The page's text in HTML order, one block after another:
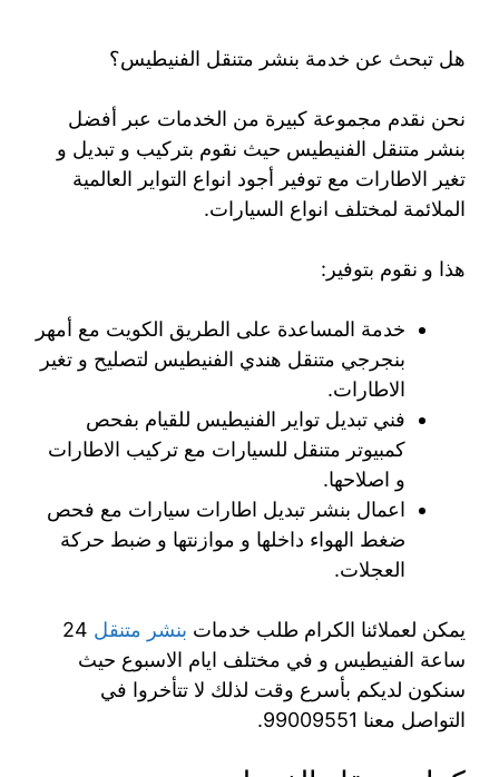
هل تبحث عن خدمة بنشر متنقل الفنيطيس؟
نحن نقدم مجموعة كبيرة من الخدمات عبر أفضل
بنشر متنقل الفنيطيس حيث نقوم بتركيب و تبديل و
تغير الاطارات مع توفير أجود انواع التواير العالمية
الملائمة لمختلف انواع السيارات.
هذا و نقوم بتوفير:
خدمة المساعدة على الطريق الكويت مع أمهر
بنجرجي متنقل هندي الفنيطيس لتصليح و تغير
الاطارات.
فني تبديل تواير الفنيطيس للقيام بفحص
كمبيوتر متنقل للسيارات مع تركيب الاطارات
و اصلاحها.
اعمال بنشر تبديل اطارات سيارات مع فحص
ضغط الهواء داخلها و موازنتها و ضبط حركة
العجلات.
يمكن لعملائنا الكرام طلب خدمات بنشر متنقل 24
ساعة الفنيطيس و في مختلف ايام الاسبوع حيث
سنكون لديكم بأسرع وقت لذلك لا تتأخروا في
التواصل معنا 99009551‬.